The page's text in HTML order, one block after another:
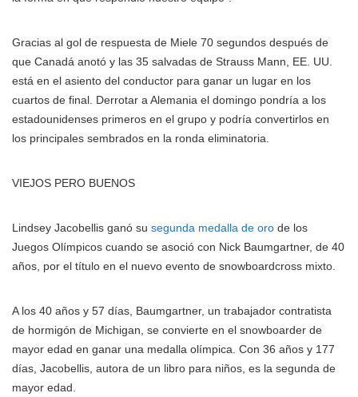
Gracias al gol de respuesta de Miele 70 segundos después de
que Canadá anotó y las 35 salvadas de Strauss Mann, EE. UU.
está en el asiento del conductor para ganar un lugar en los
cuartos de final. Derrotar a Alemania el domingo pondría a los
estadounidenses primeros en el grupo y podría convertirlos en
los principales sembrados en la ronda eliminatoria.
VIEJOS PERO BUENOS
Lindsey Jacobellis ganó su segunda medalla de oro de los
Juegos Olímpicos cuando se asoció con Nick Baumgartner, de 40
años, por el título en el nuevo evento de snowboardcross mixto.
A los 40 años y 57 días, Baumgartner, un trabajador contratista
de hormigón de Michigan, se convierte en el snowboarder de
mayor edad en ganar una medalla olímpica. Con 36 años y 177
días, Jacobellis, autora de un libro para niños, es la segunda de
mayor edad.